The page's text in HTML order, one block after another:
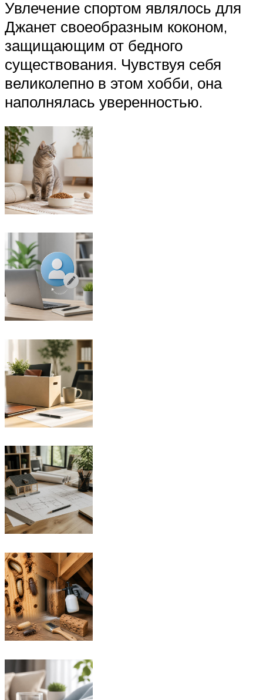
Увлечение спортом являлось для
Джанет своеобразным коконом,
защищающим от бедного
существования. Чувствуя себя
великолепно в этом хобби, она
наполнялась уверенностью.